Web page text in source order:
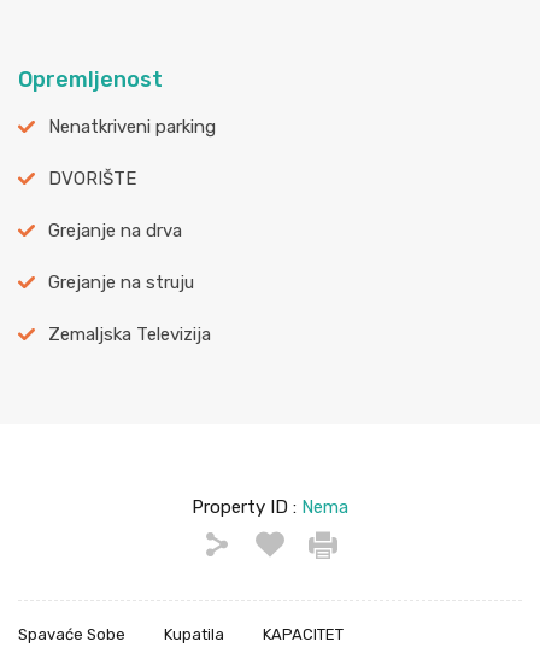
Opremljenost
Nenatkriveni parking
DVORIŠTE
Grejanje na drva
Grejanje na struju
Zemaljska Televizija
Property ID : Nema
Spavaće Sobe Kupatila KAPACITET